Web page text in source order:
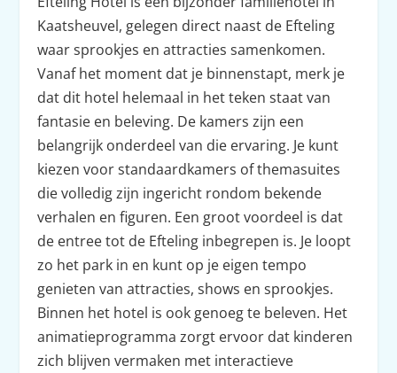
Kaatsheuvel, gelegen direct naast de Efteling
waar sprookjes en attracties samenkomen.
Vanaf het moment dat je binnenstapt, merk je
dat dit hotel helemaal in het teken staat van
fantasie en beleving. De kamers zijn een
belangrijk onderdeel van die ervaring. Je kunt
kiezen voor standaardkamers of themasuites
die volledig zijn ingericht rondom bekende
verhalen en figuren. Een groot voordeel is dat
de entree tot de Efteling inbegrepen is. Je loopt
zo het park in en kunt op je eigen tempo
genieten van attracties, shows en sprookjes.
Binnen het hotel is ook genoeg te beleven. Het
animatieprogramma zorgt ervoor dat kinderen
zich blijven vermaken met interactieve